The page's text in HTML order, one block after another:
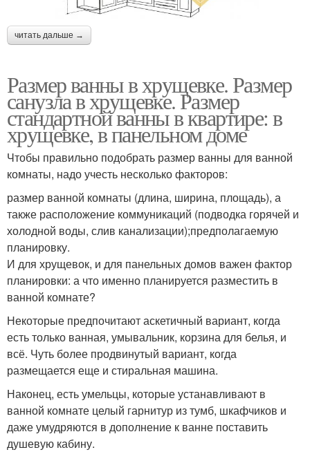
читать дальше →
Размер ванны в хрущевке. Размер
санузла в хрущевке. Размер
стандартной ванны в квартире: в
хрущевке, в панельном доме
Чтобы правильно подобрать размер ванны для ванной
комнаты, надо учесть несколько факторов:
размер ванной комнаты (длина, ширина, площадь), а
также расположение коммуникаций (подводка горячей и
холодной воды, слив канализации);предполагаемую
планировку.
И для хрущевок, и для панельных домов важен фактор
планировки: а что именно планируется разместить в
ванной комнате?
Некоторые предпочитают аскетичный вариант, когда
есть только ванная, умывальник, корзина для белья, и
всё. Чуть более продвинутый вариант, когда
размещается еще и стиральная машина.
Наконец, есть умельцы, которые устанавливают в
ванной комнате целый гарнитур из тумб, шкафчиков и
даже умудряются в дополнение к ванне поставить
душевую кабину.